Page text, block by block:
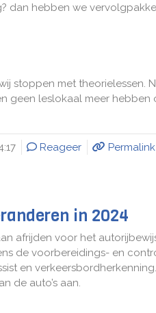
dan hebben we
stoppen met theorielessen.
geen leslokaal meer
Reageer Permalink
in 2024
afrijden voor het
de voorbereidings- en
en
de auto’s aan.